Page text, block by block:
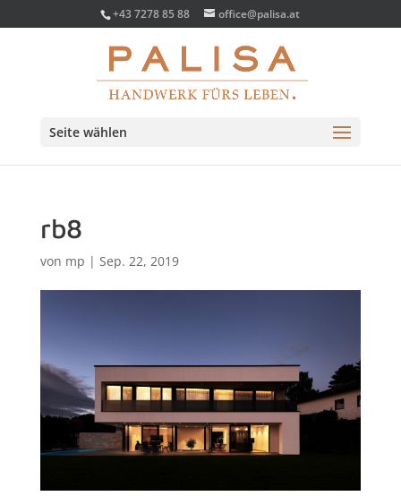
+43 7278 85 88 office@palisa.at
Seite wählen
rb8
von mp | Sep. 22, 2019